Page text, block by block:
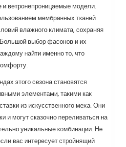
ветронепроницаемые модели.
мембранных тканей
влажного климата, сохраняя
выбор фасонов и их
найти именно то, что
этого сезона становятся
элементами, такими как
из искусственного меха. Они
и могут сказочно переливаться на
уникальные комбинации. Не
вас интересует стройнящий